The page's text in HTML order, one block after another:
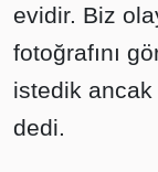
evidir. Biz
fotoğrafını
istedik
dedi.